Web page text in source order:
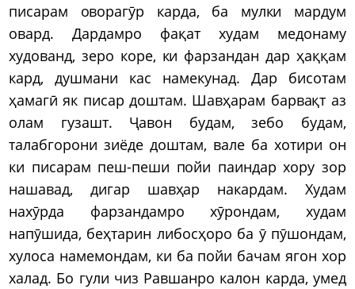
писарам оворагӯр карда, ба мулки мардум
овард. Дардамро фақат худам медонаму
худованд, зеро коре, ки фарзандан дар ҳаққам
кард, душмани кас намекунад. Дар бисотам
ҳамагӣ як писар доштам. Шавҳарам барвақт аз
олам гузашт. Ҷавон будам, зебо будам,
талабгорони зиёде доштам, вале ба хотири он
ки писарам пеш-пеши пойи паиндар хору зор
нашавад, дигар шавҳар накардам. Худам
нахӯрда фарзандамро хӯрондам, худам
напӯшида, беҳтарин либосҳоро ба ӯ пӯшондам,
хулоса намемондам, ки ба пойи бачам ягон хор
халад. Бо гули чиз Равшанро калон карда, умед